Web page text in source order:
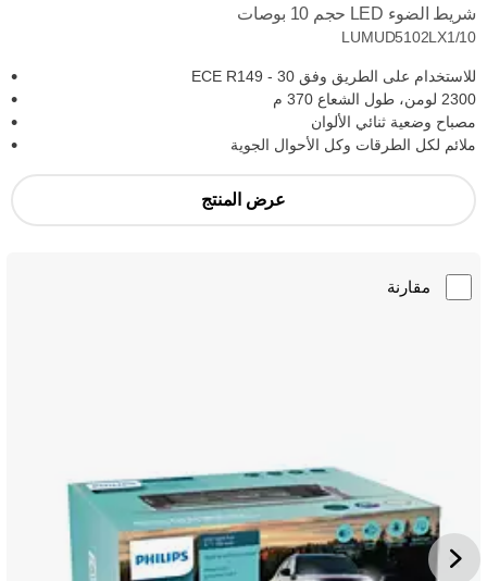
شريط الضوء LED حجم 10 بوصات
LUMUD5102LX1/10
للاستخدام على الطريق وفق ECE R149 - 30
2300 لومن، طول الشعاع 370 م
مصباح وضعية ثنائي الألوان
ملائم لكل الطرقات وكل الأحوال الجوية
عرض المنتج
مقارنة